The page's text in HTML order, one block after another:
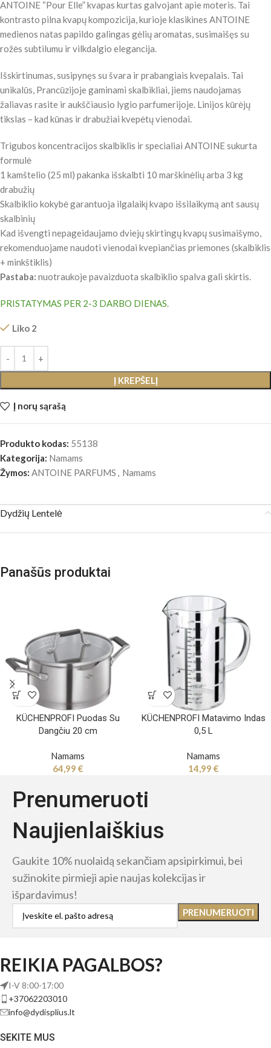
ANTOINE “Pour Elle” kvapas kurtas galvojant apie moteris. Tai
kontrasto pilna kvapų kompozicija, kurioje klasikines ANTOINE
medienos natas papildo galingas gėlių aromatas, susimaišęs su
rožės subtilumu ir vilkdalgio elegancija.
Išskirtinumas, susipynęs su švara ir prabangiais kvepalais. Tai
unikalūs, Prancūzijoje gaminami skalbikliai, jiems naudojamas
žaliavas rasite ir aukščiausio lygio parfumerijoje. Linijos kūrėjų
tikslas – kad kūnas ir drabužiai kvepėtų vienodai.
Trigubos koncentracijos skalbiklis ir specialiai ANTOINE sukurta
formulė
1 kamštelio (25 ml) pakanka išskalbti 10 marškinėlių arba 3 kg
drabužių
Skalbiklio kokybė garantuoja ilgalaikį kvapo išsilaikymą ant sausų
skalbinių
Kad išvengti nepageidaujamo dviejų skirtingų kvapų susimaišymo,
rekomenduojame naudoti vienodai kvepiančias priemones (skalbiklis
+ minkštiklis)
Pastaba: nuotraukoje pavaizduota skalbiklio spalva gali skirtis.
PRISTATYMAS PER 2-3 DARBO DIENAS.
Liko 2
Į KREPŠELĮ
Į norų sąrašą
Produkto kodas: 55138
Kategorija: Namams
Žymos: ANTOINE PARFUMS , Namams
Dydžių Lentelė
Panašūs produktai
KÜCHENPROFI Puodas Su
Dangčiu 20 cm
Namams
64,99 €
KÜCHENPROFI Matavimo Indas
0,5 L
Namams
14,99 €
Prenumeruoti
Naujienlaiškius
Gaukite 10% nuolaidą sekančiam apsipirkimui, bei
sužinokite pirmieji apie naujas kolekcijas ir
išpardavimus!
REIKIA PAGALBOS?
I-V 8:00-17:00
+37062203010
info@dydisplius.lt
SEKITE MUS